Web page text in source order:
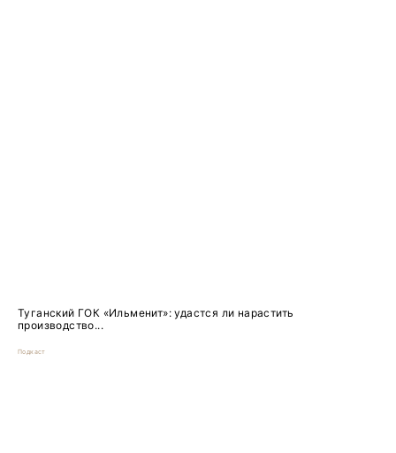
Туганский ГОК «Ильменит»: удастся ли нарастить
производство...
Подкаст